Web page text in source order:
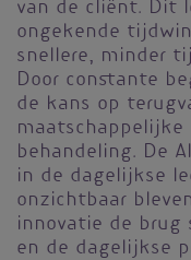
van de cliënt. Dit
ongekende
snellere, minder
Door constante
de kans op
maatschappelijke
behandeling. De
in de dagelijkse
onzichtbaar
innovatie de brug
en de dagelijkse